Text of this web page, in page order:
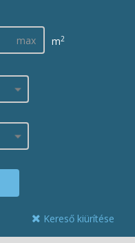
m2
Kereső kiürítése